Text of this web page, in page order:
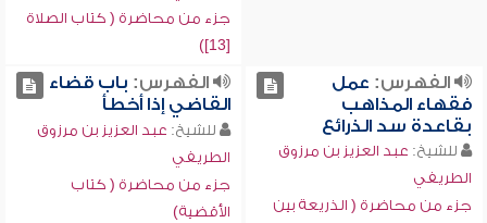
جزء من محاضرة ( كتاب الصلاة
[13])
الفهرس: عمل
فقهاء المذاهب
بقاعدة سد الذرائع
للشيخ: عبد العزيز بن مرزوق
الطريفي
جزء من محاضرة ( الذريعة بين
الفهرس: باب قضاء
القاضي إذا أخطأ
للشيخ: عبد العزيز بن مرزوق
الطريفي
جزء من محاضرة ( كتاب
الأقضية)